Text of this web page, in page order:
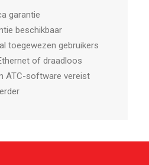
garantie
beschikbaar
toegewezen gebruikers
of draadloos
ATC-software vereist